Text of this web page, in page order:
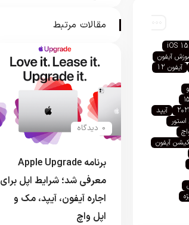
مقالات مرتبط
0 دیدگاه
برنامه Apple Upgrade
معرفی شد؛ شرایط اپل برای
اجاره آیفون، آیپد، مک و
اپل واچ
iOS
آیفون
آیفون 12
آیپد
استور
آیفون